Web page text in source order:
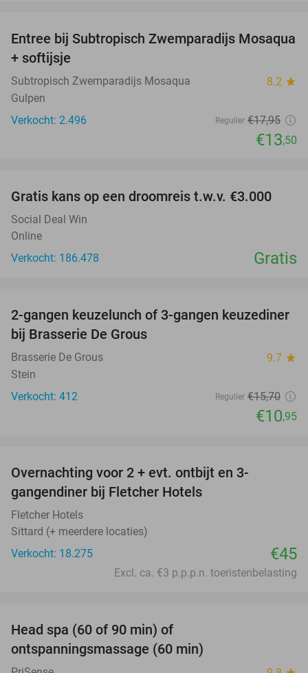
25%
Entree bij Subtropisch Zwemparadijs Mosaqua
+ softijsje
Subtropisch Zwemparadijs Mosaqua 8.2 star
Gulpen
Verkocht: 2.496
Regulier €17,95
€13,50
Gratis kans op een droomreis t.w.v. €3.000
Social Deal Win
Online
Verkocht: 186.478
Gratis
30%
2-gangen keuzelunch of 3-gangen keuzediner
bij Brasserie De Grous
Brasserie De Grous 9.7 star
Stein
Verkocht: 412
Regulier €15,70
€10,95
Overnachting voor 2 + evt. ontbijt en 3-
gangendiner bij Fletcher Hotels
Fletcher Hotels
Sittard (+ meerdere locaties)
Verkocht: 18.275
€45
Excl. ca. €3 p.p.p.n. toeristenbelasting
Head spa (60 of 90 min) of
ontspanningsmassage (60 min)